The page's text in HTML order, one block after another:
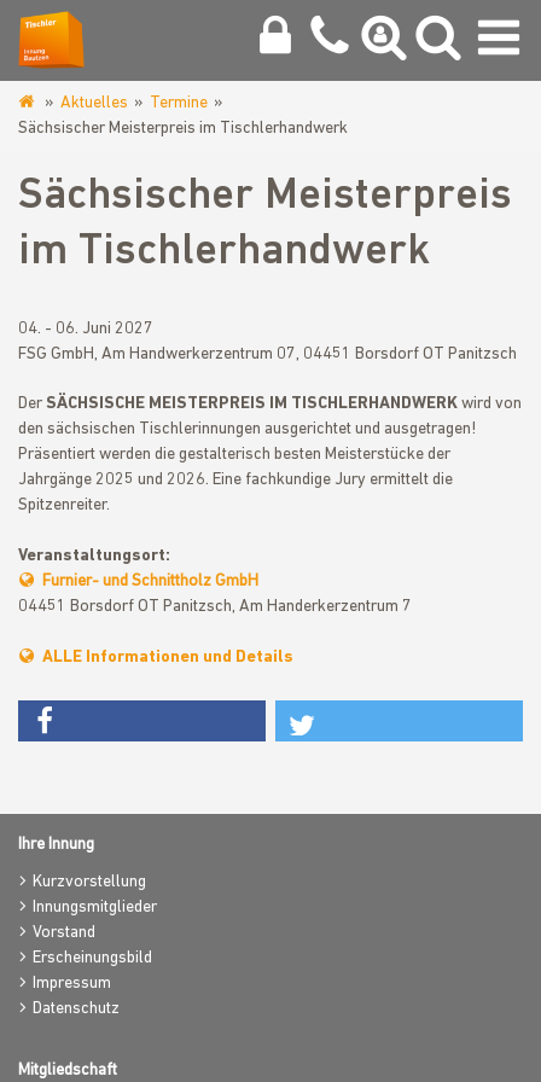
www.tischlerinnung-
Aktuelles
Termine
Sächsischer Meisterpreis im Tischlerhandwerk
Sächsischer Meisterpreis
im Tischlerhandwerk
04. - 06. Juni 2027
FSG GmbH, Am Handwerkerzentrum 07, 04451 Borsdorf OT Panitzsch
Der SÄCHSISCHE MEISTERPREIS IM TISCHLERHANDWERK wird von
den sächsischen Tischlerinnungen ausgerichtet und ausgetragen!
Präsentiert werden die gestalterisch besten Meisterstücke der
Jahrgänge 2025 und 2026. Eine fachkundige Jury ermittelt die
Spitzenreiter.
Veranstaltungsort:
Furnier- und Schnittholz GmbH
04451 Borsdorf OT Panitzsch, Am Handerkerzentrum 7
ALLE Informationen und Details
Ihre Innung
Kurzvorstellung
Innungsmitglieder
Vorstand
Erscheinungsbild
Impressum
Datenschutz
Mitgliedschaft